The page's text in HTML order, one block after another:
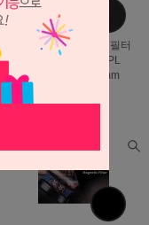
호루스벤누 자석필터
SLIM MRC CPL
67/72/77/82mm